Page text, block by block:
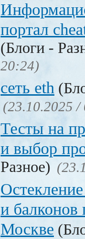
портал
(Блоги -
20:24)
сеть eth
(23.10.2025 /
Тесты на
и выбор
Разное)
и
Москве